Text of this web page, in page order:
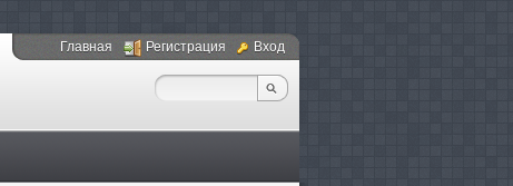
Главная Регистрация Вход